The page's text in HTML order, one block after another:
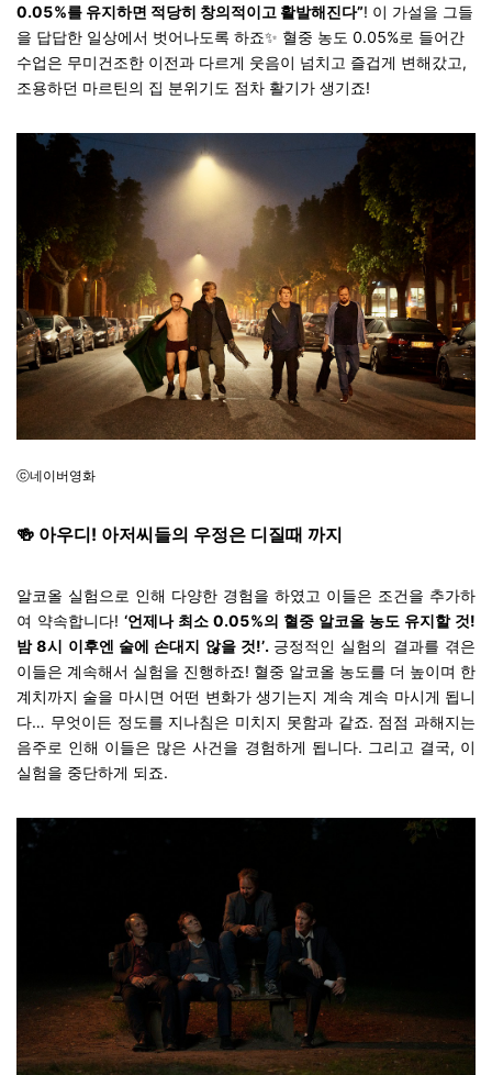
0.05%를 유지하면 적당히 창의적이고 활발해진다”! 이 가설을 그들
을 답답한 일상에서 벗어나도록 하죠✨ 혈중 농도 0.05%로 들어간
수업은 무미건조한 이전과 다르게 웃음이 넘치고 즐겁게 변해갔고,
조용하던 마르틴의 집 분위기도 점차 활기가 생기죠!
ⓒ네이버영화
🍻 아우디! 아저씨들의 우정은 디질때 까지
알코올 실험으로 인해 다양한 경험을 하였고 이들은 조건을 추가하
여 약속합니다! ‘언제나 최소 0.05%의 혈중 알코올 농도 유지할 것!
밤 8시 이후엔 술에 손대지 않을 것!’. 긍정적인 실험의 결과를 겪은
이들은 계속해서 실험을 진행하죠! 혈중 알코올 농도를 더 높이며 한
계치까지 술을 마시면 어떤 변화가 생기는지 계속 계속 마시게 됩니
다… 무엇이든 정도를 지나침은 미치지 못함과 같죠. 점점 과해지는
음주로 인해 이들은 많은 사건을 경험하게 됩니다. 그리고 결국, 이
실험을 중단하게 되죠.